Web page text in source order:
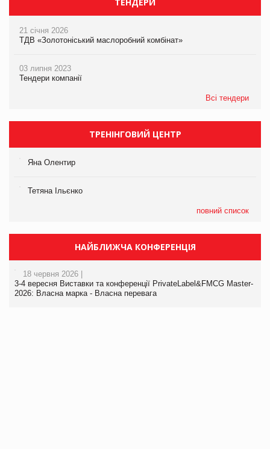
21 січня 2026
ТДВ «Золотоніський маслоробний комбінат»
03 липня 2023
Тендери компанії
Всі тендери
ТРЕНІНГОВИЙ ЦЕНТР
Яна Олентир
Тетяна Ільєнко
повний список
НАЙБЛИЖЧА КОНФЕРЕНЦІЯ
18 червня 2026 |
3-4 вересня Виставки та конференції PrivateLabel&FMCG Master-
2026: Власна марка - Власна перевага